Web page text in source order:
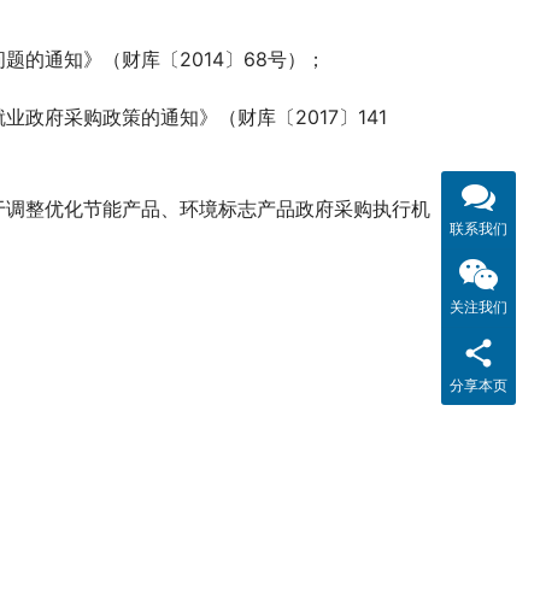
的通知》（财库〔2014〕68号）；
政府采购政策的通知》（财库〔2017〕141
整优化节能产品、环境标志产品政府采购执行机
联系我们
关注我们
分享本页